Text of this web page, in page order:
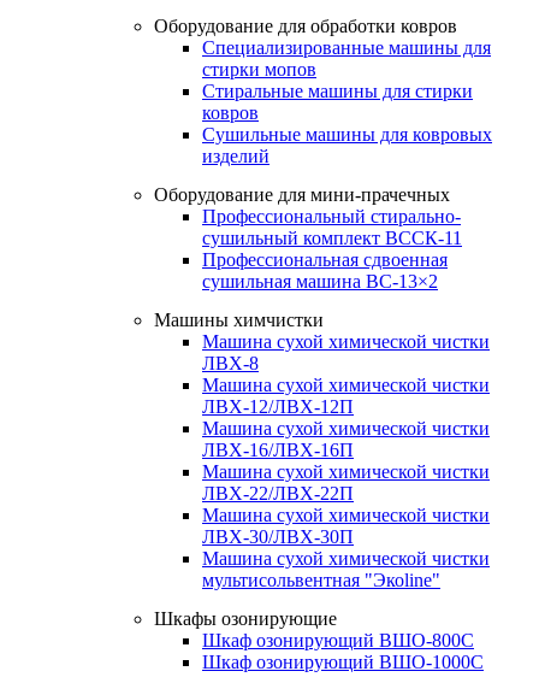
Оборудование для обработки ковров
Специализированные машины для
стирки мопов
Стиральные машины для стирки
ковров
Сушильные машины для ковровых
изделий
Оборудование для мини-прачечных
Профессиональный стирально-
сушильный комплект ВССК-11
Профессиональная сдвоенная
сушильная машина ВС-13×2
Машины химчистки
Машина сухой химической чистки
ЛВХ-8
Машина сухой химической чистки
ЛВХ-12/ЛВХ-12П
Машина сухой химической чистки
ЛВХ-16/ЛВХ-16П
Машина сухой химической чистки
ЛВХ-22/ЛВХ-22П
Машина сухой химической чистки
ЛВХ-30/ЛВХ-30П
Машина сухой химической чистки
мультисольвентная "Экоline"
Шкафы озонирующие
Шкаф озонирующий ВШО-800С
Шкаф озонирующий ВШО-1000С